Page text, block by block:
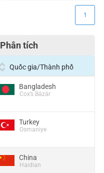
Phân tích
1
Quốc gia/Thành phố
Bangladesh
Cox’s Bāzār
Turkey
Osmaniye
China
Haidian